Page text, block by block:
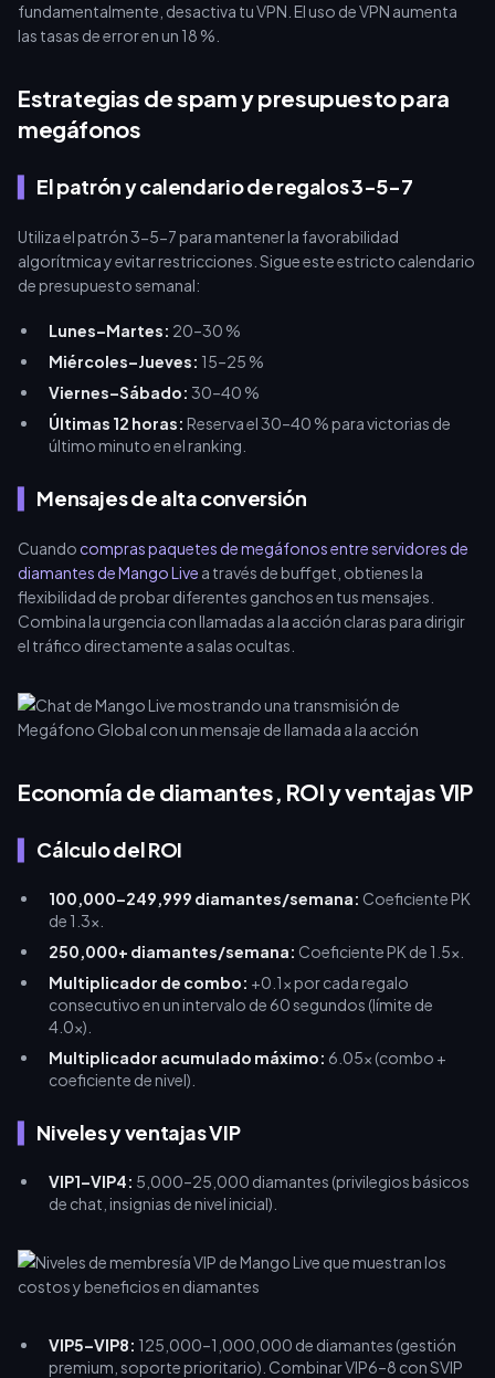
fundamentalmente, desactiva tu VPN. El uso de VPN aumenta
las tasas de error en un 18 %.
Estrategias de spam y presupuesto para
megáfonos
El patrón y calendario de regalos 3-5-7
Utiliza el patrón 3-5-7 para mantener la favorabilidad
algorítmica y evitar restricciones. Sigue este estricto calendario
de presupuesto semanal:
Lunes–Martes: 20–30 %
Miércoles–Jueves: 15–25 %
Viernes–Sábado: 30–40 %
Últimas 12 horas: Reserva el 30–40 % para victorias de
último minuto en el ranking.
Mensajes de alta conversión
Cuando compras paquetes de megáfonos entre servidores de
diamantes de Mango Live a través de buffget, obtienes la
flexibilidad de probar diferentes ganchos en tus mensajes.
Combina la urgencia con llamadas a la acción claras para dirigir
el tráfico directamente a salas ocultas.
Economía de diamantes, ROI y ventajas VIP
Cálculo del ROI
100,000–249,999 diamantes/semana: Coeficiente PK
de 1.3x.
250,000+ diamantes/semana: Coeficiente PK de 1.5x.
Multiplicador de combo: +0.1x por cada regalo
consecutivo en un intervalo de 60 segundos (límite de
4.0x).
Multiplicador acumulado máximo: 6.05x (combo +
coeficiente de nivel).
Niveles y ventajas VIP
VIP1–VIP4: 5,000–25,000 diamantes (privilegios básicos
de chat, insignias de nivel inicial).
VIP5–VIP8: 125,000–1,000,000 de diamantes (gestión
premium, soporte prioritario). Combinar VIP6–8 con SVIP